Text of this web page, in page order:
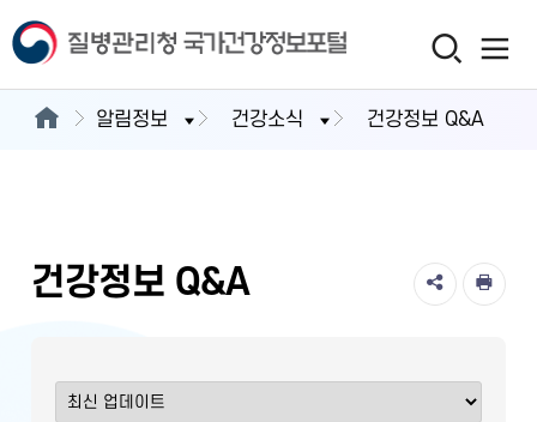
알림정보 건강소식 건강정보 Q&A
건강정보 Q&A